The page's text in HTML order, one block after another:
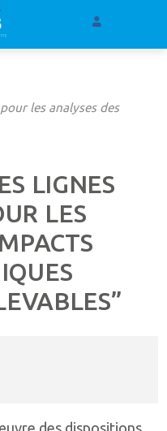
les analyses des
LIGNES
LES